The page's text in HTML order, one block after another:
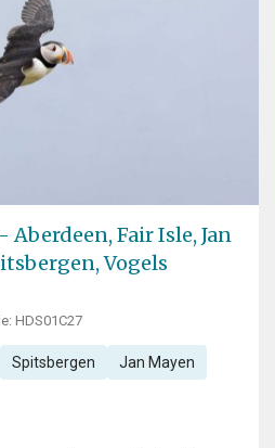
Aberdeen, Fair Isle, Jan
Vogels
HDS01C27
Spitsbergen Jan Mayen